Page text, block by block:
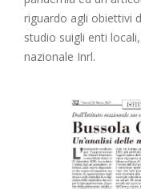
riguardo agli obiettivi
studio suigli enti
nazionale Inrl.